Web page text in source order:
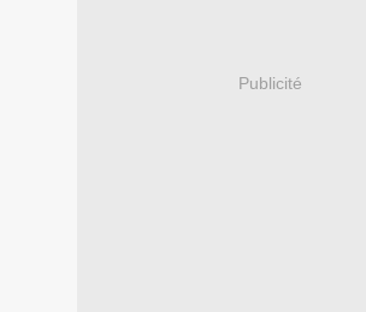
Publicité